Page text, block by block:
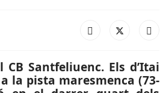
Santfeliuenc. Els d’Itai
la pista maresmenca (73-